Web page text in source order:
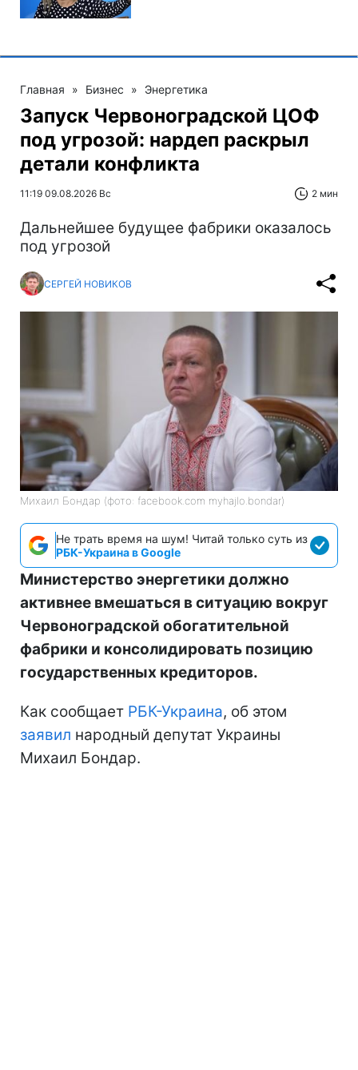
Главная » Бизнес » Энергетика
Запуск Червоноградской ЦОФ
под угрозой: нардеп раскрыл
детали конфликта
11:19 09.08.2026 Вс 2 мин
Дальнейшее будущее фабрики оказалось
под угрозой
СЕРГЕЙ НОВИКОВ
Михаил Бондар (фото: facebook.com myhajlo.bondar)
Не трать время на шум! Читай только суть из
РБК-Украина в Google
Министерство энергетики должно
активнее вмешаться в ситуацию вокруг
Червоноградской обогатительной
фабрики и консолидировать позицию
государственных кредиторов.
Как сообщает РБК-Украина, об этом
заявил народный депутат Украины
Михаил Бондар.